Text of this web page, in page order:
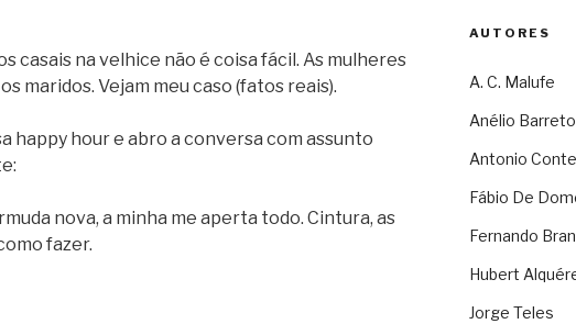
casais na velhice não é coisa fácil. As mulheres
maridos. Vejam meu caso (fatos reais).
happy hour e abro a conversa com assunto
nova, a minha me aperta todo. Cintura, as
fazer.
AUTORES
A. C. Malufe
Anélio Barreto
Antonio
Fábio De
Fernando
Hubert
Jorge Teles